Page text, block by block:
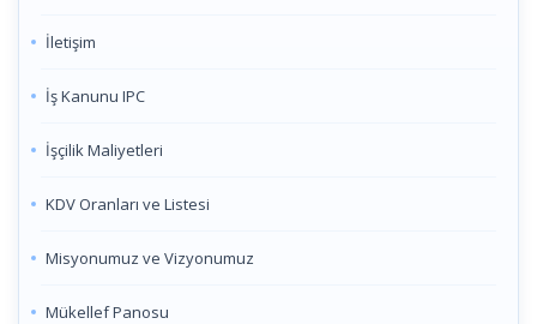
İletişim
İş Kanunu IPC
İşçilik Maliyetleri
KDV Oranları ve Listesi
Misyonumuz ve Vizyonumuz
Mükellef Panosu